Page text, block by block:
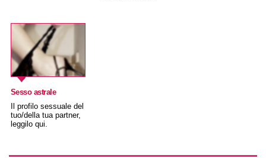
Sesso astrale
Il profilo sessuale del
tuo/della tua partner,
leggilo qui.